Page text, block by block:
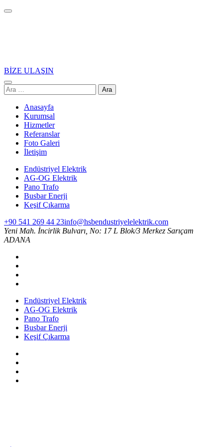
İçeriğe
BİZE ULAŞIN
Arama:
Anasayfa
Kurumsal
Hizmetler
Referanslar
Foto Galeri
İletişim
Endüstriyel Elektrik
AG-OG Elektrik
Pano Trafo
Busbar Enerji
Keşif Çıkarma
+90 541 269 44 23info@hsbendustriyelelektrik.com
Yeni Mah. İncirlik Bulvarı, No: 17 L Blok/3 Merkez Sarıçam
ADANA
Endüstriyel Elektrik
AG-OG Elektrik
Pano Trafo
Busbar Enerji
Keşif Çıkarma